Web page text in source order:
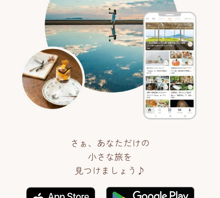
さぁ、あなただけの
小さな旅を
見つけましょう♪